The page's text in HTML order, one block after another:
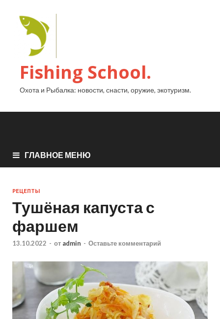
Fishing School.
Охота и Рыбалка: новости, снасти, оружие, экотуризм.
ГЛАВНОЕ МЕНЮ
РЕЦЕПТЫ
Тушёная капуста с
фаршем
13.10.2022 - от admin - Оставьте комментарий